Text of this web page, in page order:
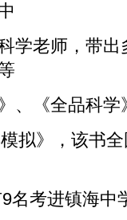
学老师，带
、《全品科学
拟》，该书
名考进镇海中